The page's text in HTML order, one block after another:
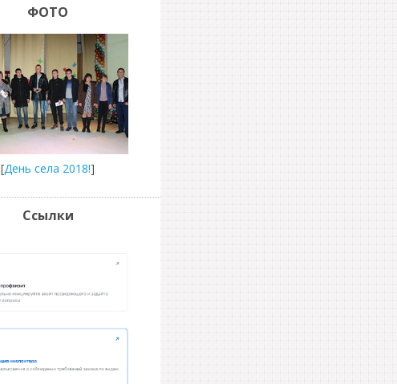
ФОТО
[День села 2018!]
Ссылки